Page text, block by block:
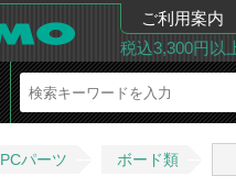
ご利用案内
税込3,300円以
PCパーツ ボード類